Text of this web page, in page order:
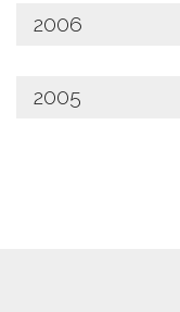
2006
2005